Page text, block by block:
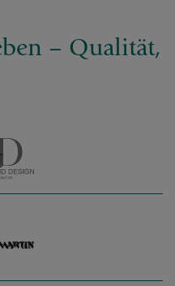
– Qualität,